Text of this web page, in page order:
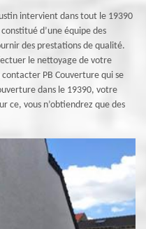
intervient dans tout le 19390
d’une équipe des
des prestations de qualité.
le nettoyage de votre
PB Couverture qui se
dans le 19390, votre
ce, vous n’obtiendrez que des